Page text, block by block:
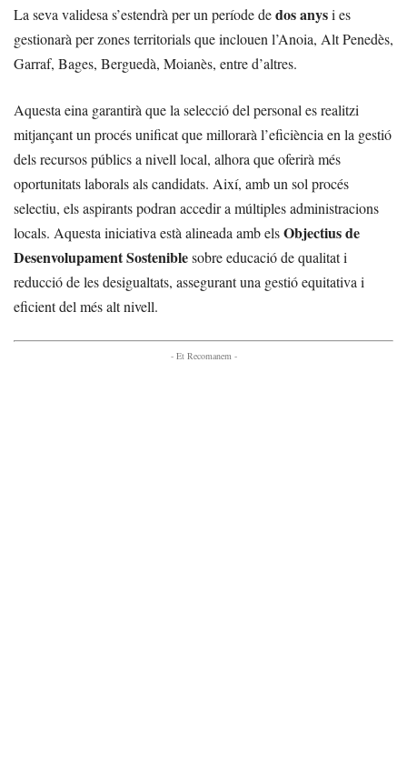
La seva validesa s’estendrà per un període dedos anysi es
gestionarà per zones territorials que inclouen l’Anoia, Alt Penedès,
Garraf, Bages, Berguedà, Moianès, entre d’altres.
Aquesta eina garantirà que la selecció del personal es realitzi
mitjançant un procés unificat que millorarà l’eficiència en la gestió
dels recursos públics a nivell local, alhora que oferirà més
oportunitats laborals als candidats. Així, amb un sol procés
selectiu, els aspirants podran accedir a múltiples administracions
locals. Aquesta iniciativa està alineada amb elsObjectius de
Desenvolupament Sosteniblesobre educació de qualitat i
reducció de les desigualtats, assegurant una gestió equitativa i
eficient del més alt nivell.
- Et Recomanem -